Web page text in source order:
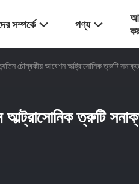
সম্পর্কে পণ্য
চৌম্বকীয় আবেশন আল্ট্রাসোনিক ত্রুটি
ত্রুটি